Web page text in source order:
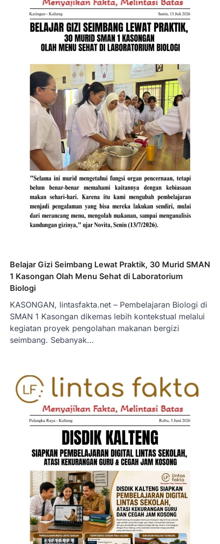
Belajar Gizi Seimbang Lewat Praktik, 30 Murid SMAN
1 Kasongan Olah Menu Sehat di Laboratorium
Biologi
KASONGAN, lintasfakta.net – Pembelajaran Biologi di
SMAN 1 Kasongan dikemas lebih kontekstual melalui
kegiatan proyek pengolahan makanan bergizi
seimbang. Sebanyak…